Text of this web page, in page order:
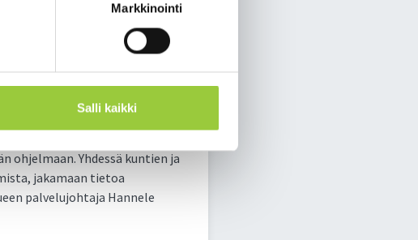
Markkinointi
Salli kaikki
heille tarkoitettua voima- ja
toimintaa.
ikääntyvien
keskeinen merkitys
toimialuejohtaja Kaisa-
ohjelmaan. Yhdessä kuntien ja
jakamaan tietoa
palvelujohtaja Hannele